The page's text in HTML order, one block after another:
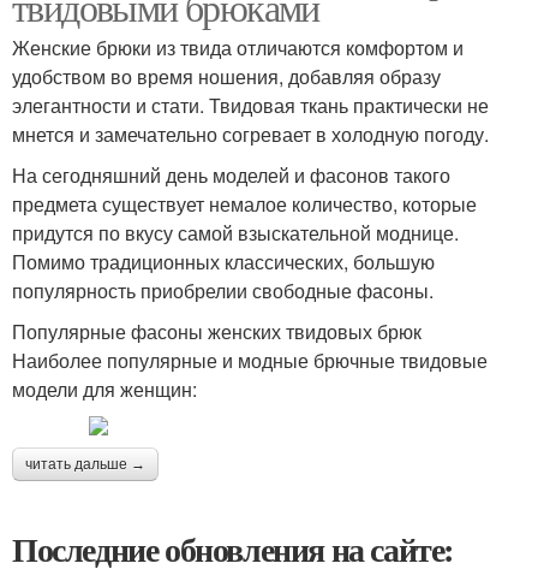
Женские брюки из твида отличаются комфортом и
удобством во время ношения, добавляя образу
элегантности и стати. Твидовая ткань практически не
мнется и замечательно согревает в холодную погоду.
На сегодняшний день моделей и фасонов такого
предмета существует немалое количество, которые
придутся по вкусу самой взыскательной моднице.
Помимо традиционных классических, большую
популярность приобрелии свободные фасоны.
Популярные фасоны женских твидовых брюк
Наиболее популярные и модные брючные твидовые
модели для женщин:
читать дальше →
Последние обновления на сайте: